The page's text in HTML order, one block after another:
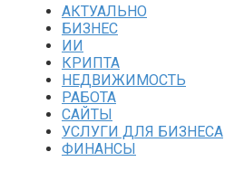
АКТУАЛЬНО
БИЗНЕС
ИИ
КРИПТА
НЕДВИЖИМОСТЬ
РАБОТА
САЙТЫ
УСЛУГИ ДЛЯ БИЗНЕСА
ФИНАНСЫ